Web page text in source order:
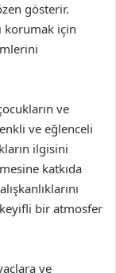
gösterir.
korumak için
ve
ve eğlenceli
ilgisini
katkıda
bir atmosfer
ve